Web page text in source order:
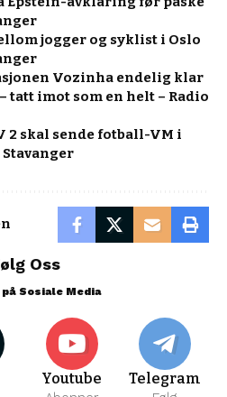
jogger og syklist i Oslo
Vozinha endelig klar
tatt imot som en helt – Radio
2 skal sende fotball-VM i
Stavanger
Oss
Sosiale Media
Youtube Telegram